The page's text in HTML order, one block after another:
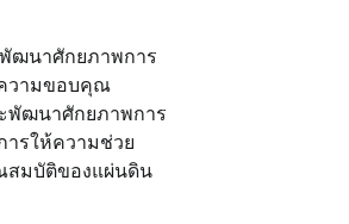
ฒนาศักยภาพการ
ความขอบคุณ
พัฒนาศักยภาพการ
ารให้ความช่วย
สมบัติของแผ่นดิน